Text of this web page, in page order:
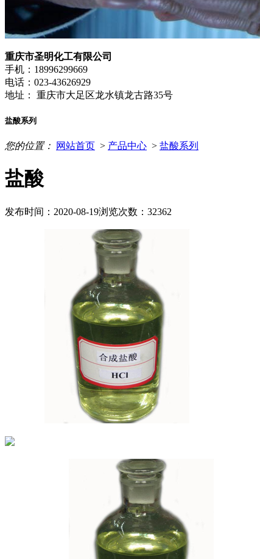
重庆市圣明化工有限公司
手机：18996299669
电话：023-43626929
地址： 重庆市大足区龙水镇龙古路35号
盐酸系列
您的位置： 网站首页 > 产品中心 > 盐酸系列
盐酸
发布时间：2020-08-19浏览次数：32362